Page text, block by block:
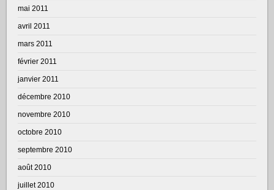
mai 2011
avril 2011
mars 2011
février 2011
janvier 2011
décembre 2010
novembre 2010
octobre 2010
septembre 2010
août 2010
juillet 2010